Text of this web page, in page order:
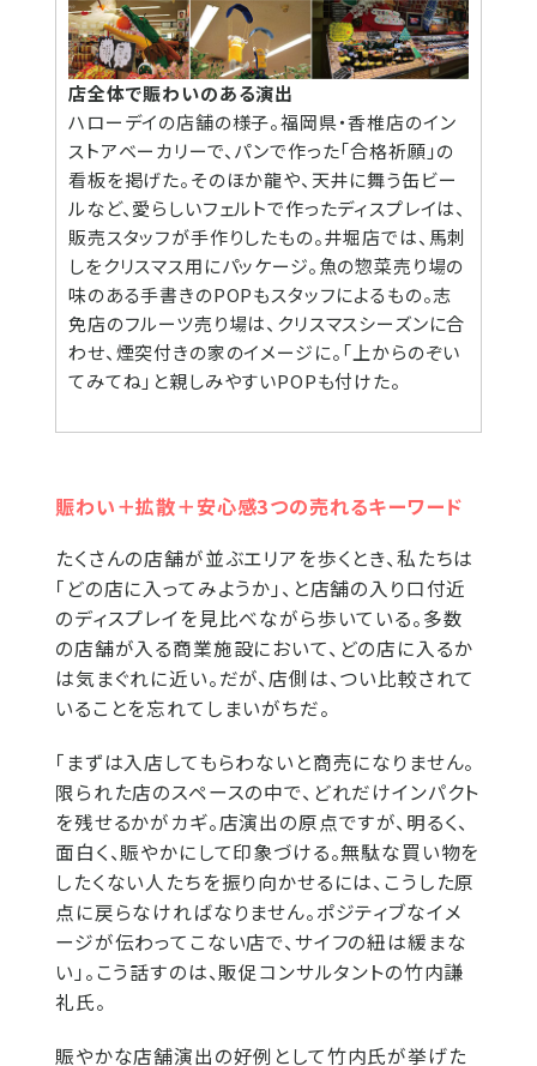
店全体で賑わいのある演出
ハローデイの店舗の様子。福岡県・香椎店のイン
ストアベーカリーで、パンで作った「合格祈願」の
看板を掲げた。そのほか龍や、天井に舞う缶ビー
ルなど、愛らしいフェルトで作ったディスプレイは、
販売スタッフが手作りしたもの。井堀店では、馬刺
しをクリスマス用にパッケージ。魚の惣菜売り場の
味のある手書きのPOPもスタッフによるもの。志
免店のフルーツ売り場は、クリスマスシーズンに合
わせ、煙突付きの家のイメージに。「上からのぞい
てみてね」と親しみやすいPOPも付けた。
賑わい＋拡散＋安心感3つの売れるキーワード
たくさんの店舗が並ぶエリアを歩くとき、私たちは
「どの店に入ってみようか」、と店舗の入り口付近
のディスプレイを見比べながら歩いている。多数
の店舗が入る商業施設において、どの店に入るか
は気まぐれに近い。だが、店側は、つい比較されて
いることを忘れてしまいがちだ。
「まずは入店してもらわないと商売になりません。
限られた店のスペースの中で、どれだけインパクト
を残せるかがカギ。店演出の原点ですが、明るく、
面白く、賑やかにして印象づける。無駄な買い物を
したくない人たちを振り向かせるには、こうした原
点に戻らなければなりません。ポジティブなイメ
ージが伝わってこない店で、サイフの紐は緩まな
い」。こう話すのは、販促コンサルタントの竹内謙
礼氏。
賑やかな店舗演出の好例として竹内氏が挙げた